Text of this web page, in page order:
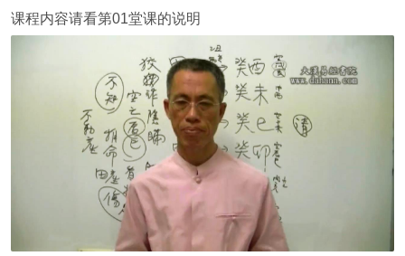
课程内容请看第01堂课的说明